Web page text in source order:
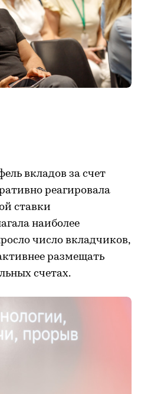
вкладов за счет
реагировала
ставки
наиболее
число вкладчиков,
размещать
счетах.